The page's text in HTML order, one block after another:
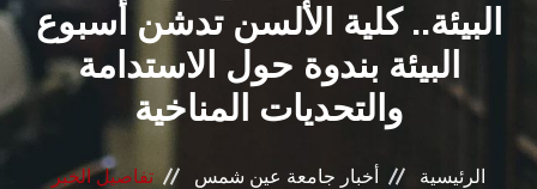
البحث العلمي
الرعاية الصحية
المراكز والوحدات
البيئة.. كلية الألسن تدشن أسبوع
البيئة بندوة حول الاستدامة
والتحديات المناخية
الرئيسية أخبار جامعة عين شمس تفاصيل الخبر